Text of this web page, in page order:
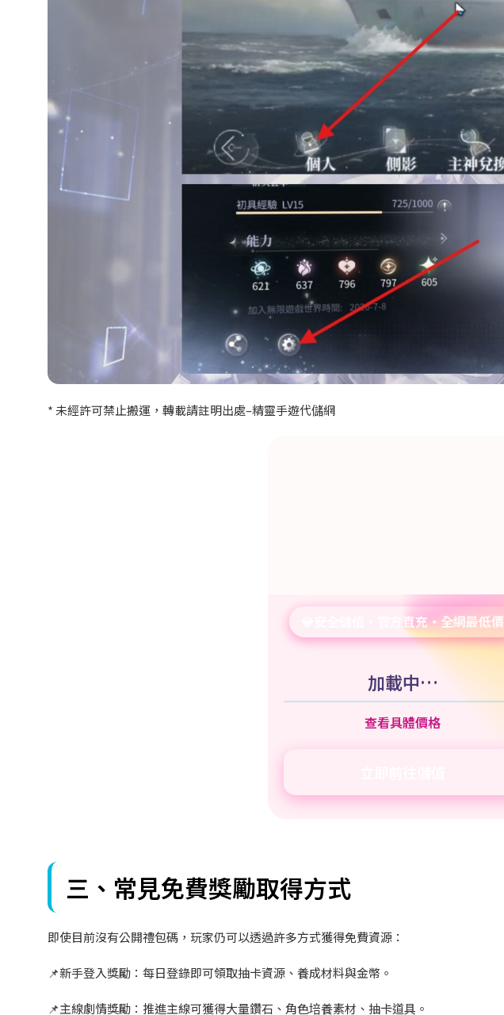
*未經許可禁止搬運，轉載請註明出處–精靈手遊代儲網
💎安全儲值・官方直充・全網最低價
加載中…
查看具體價格
三、常見免費獎勵取得方式
即使目前沒有公開禮包碼，玩家仍可以透過許多方式獲得免費資源：
📌新手登入獎勵：每日登錄即可領取抽卡資源、養成材料與金幣。
📌主線劇情獎勵：推進主線可獲得大量鑽石、角色培養素材、抽卡道具。